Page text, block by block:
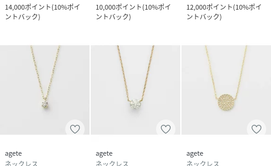
14,000ポイント(10%ポイ
ントバック)
10,000ポイント(10%ポイ
ントバック)
12,000ポイント(10%ポイ
ントバック)
agete
ネックレス
agete
ネックレス
agete
ネックレス